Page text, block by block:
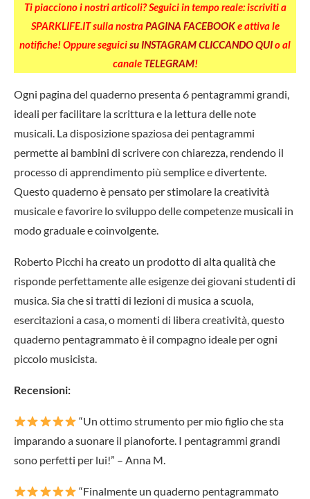
Ti piacciono i nostri articoli? Seguici in tempo reale: iscriviti a
SPARKLIFE.IT sulla nostraPAGINA FACEBOOKe attiva le
notifiche! Oppure seguicisu INSTAGRAM CLICCANDO QUIo al
canale TELEGRAM!
Ogni pagina del quaderno presenta 6 pentagrammi grandi,
ideali per facilitare la scrittura e la lettura delle note
musicali. La disposizione spaziosa dei pentagrammi
permette ai bambini di scrivere con chiarezza, rendendo il
processo di apprendimento più semplice e divertente.
Questo quaderno è pensato per stimolare la creatività
musicale e favorire lo sviluppo delle competenze musicali in
modo graduale e coinvolgente.
Roberto Picchi ha creato un prodotto di alta qualità che
risponde perfettamente alle esigenze dei giovani studenti di
musica. Sia che si tratti di lezioni di musica a scuola,
esercitazioni a casa, o momenti di libera creatività, questo
quaderno pentagrammato è il compagno ideale per ogni
piccolo musicista.
Recensioni:
“Un ottimo strumento per mio figlio che sta
imparando a suonare il pianoforte. I pentagrammi grandi
sono perfetti per lui!” – Anna M.
“Finalmente un quaderno pentagrammato